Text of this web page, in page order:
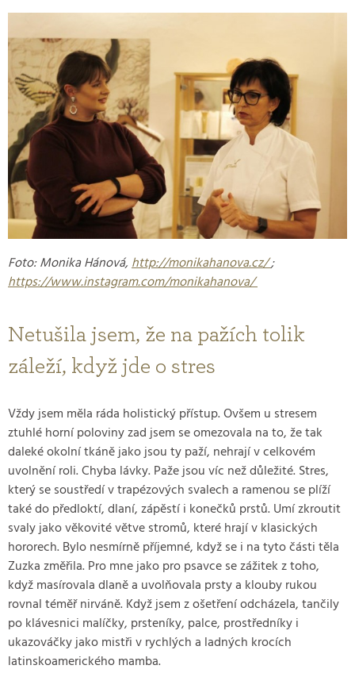
Foto: Monika Hánová,http://monikahanova.cz/;
https://www.instagram.com/monikahanova/
Netušila jsem, že na pažích tolik
záleží, když jde o stres
Vždy jsem měla ráda holistický přístup. Ovšem u stresem
ztuhlé horní poloviny zad jsem se omezovala na to, že tak
daleké okolní tkáně jako jsou ty paží, nehrají v celkovém
uvolnění roli. Chyba lávky. Paže jsou víc než důležité. Stres,
který se soustředí v trapézových svalech a ramenou se plíží
také do předloktí, dlaní, zápěstí i konečků prstů. Umí zkroutit
svaly jako věkovité větve stromů, které hrají v klasických
hororech. Bylo nesmírně příjemné, když se i na tyto části těla
Zuzka změřila. Pro mne jako pro psavce se zážitek z toho,
když masírovala dlaně a uvolňovala prsty a klouby rukou
rovnal téměř nirváně. Když jsem z ošetření odcházela, tančily
po klávesnici malíčky, prsteníky, palce, prostředníky i
ukazováčky jako mistři v rychlých a ladných krocích
latinskoamerického mamba.